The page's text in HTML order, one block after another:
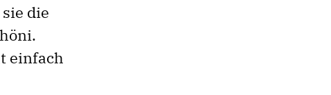
die
einfach